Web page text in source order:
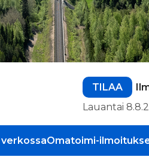
TILAA
Lauantai
Omatoimi-